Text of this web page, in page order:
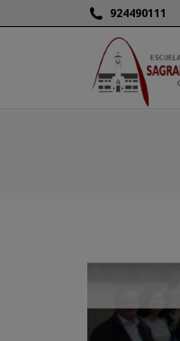
924490111